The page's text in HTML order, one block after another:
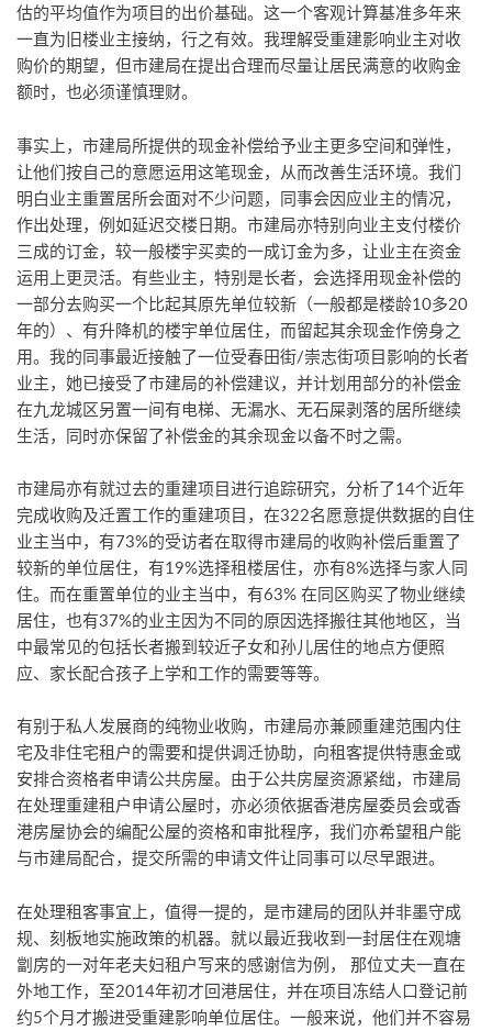
估的平均值作为项目的出价基础。这一个客观计算基准多年来
一直为旧楼业主接纳，行之有效。我理解受重建影响业主对收
购价的期望，但市建局在提出合理而尽量让居民满意的收购金
额时，也必须谨慎理财。
事实上，市建局所提供的现金补偿给予业主更多空间和弹性，
让他们按自己的意愿运用这笔现金，从而改善生活环境。我们
明白业主重置居所会面对不少问题，同事会因应业主的情况，
作出处理，例如延迟交楼日期。市建局亦特别向业主支付楼价
三成的订金，较一般楼宇买卖的一成订金为多，让业主在资金
运用上更灵活。有些业主，特别是长者，会选择用现金补偿的
一部分去购买一个比起其原先单位较新（一般都是楼龄10多20
年的）、有升降机的楼宇单位居住，而留起其余现金作傍身之
用。我的同事最近接触了一位受春田街/崇志街项目影响的长者
业主，她已接受了市建局的补偿建议，并计划用部分的补偿金
在九龙城区另置一间有电梯、无漏水、无石屎剥落的居所继续
生活，同时亦保留了补偿金的其余现金以备不时之需。
市建局亦有就过去的重建项目进行追踪研究，分析了14个近年
完成收购及迁置工作的重建项目，在322名愿意提供数据的自住
业主当中，有73%的受访者在取得市建局的收购补偿后重置了
较新的单位居住，有19%选择租楼居住，亦有8%选择与家人同
住。而在重置单位的业主当中，有63% 在同区购买了物业继续
居住，也有37%的业主因为不同的原因选择搬往其他地区，当
中最常见的包括长者搬到较近子女和孙儿居住的地点方便照
应、家长配合孩子上学和工作的需要等等。
有别于私人发展商的纯物业收购，市建局亦兼顾重建范围内住
宅及非住宅租户的需要和提供调迁协助，向租客提供特惠金或
安排合资格者申请公共房屋。由于公共房屋资源紧绌，市建局
在处理重建租户申请公屋时，亦必须依据香港房屋委员会或香
港房屋协会的编配公屋的资格和审批程序，我们亦希望租户能
与市建局配合，提交所需的申请文件让同事可以尽早跟进。
在处理租客事宜上，值得一提的，是市建局的团队并非墨守成
规、刻板地实施政策的机器。就以最近我收到一封居住在观塘
劏房的一对年老夫妇租户写来的感谢信为例， 那位丈夫一直在
外地工作，至2014年初才回港居住，并在项目冻结人口登记前
约5个月才搬进受重建影响单位居住。一般来说，他们并不容易